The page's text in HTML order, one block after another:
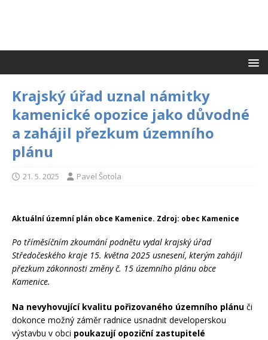
Krajský úřad uznal námitky
kamenické opozice jako důvodné
a zahájil přezkum územního
plánu
21. 5. 2025 Pavel Šotola
Aktuální územní plán obce Kamenice. Zdroj: obec Kamenice
Po tříměsíčním zkoumání podnětu vydal krajský úřad
Středočeského kraje 15. května 2025 usnesení, kterým zahájil
přezkum zákonnosti změny č. 15 územního plánu obce
Kamenice.
Na nevyhovující kvalitu pořizovaného územního plánu či
dokonce možný záměr radnice usnadnit developerskou
výstavbu v obci poukazují opoziční zastupitelé